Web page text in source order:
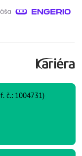
č.: 1004731)